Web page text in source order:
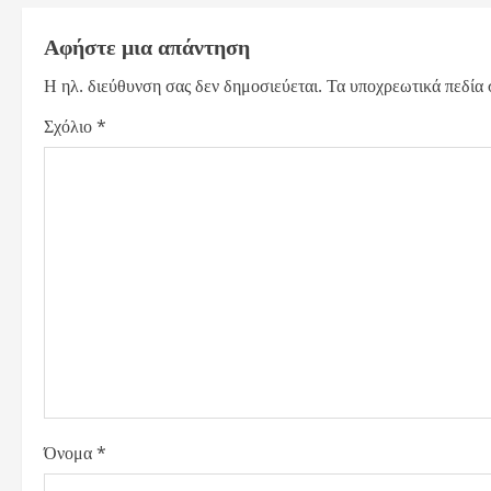
n
a
v
o
n
Αφήστε μια απάντηση
Η ηλ. διεύθυνση σας δεν δημοσιεύεται. Τα υποχρεωτικά πεδία
Σχόλιο*
Όνομα*